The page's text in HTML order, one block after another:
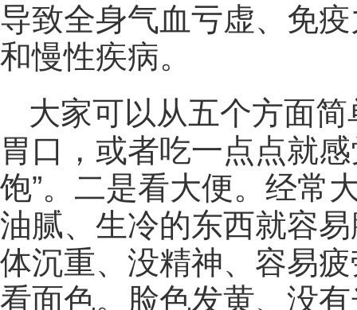
导致全身气血亏虚、免
和慢性疾病。
大家可以从五个方面
胃口，或者吃一点点就
饱”。二是看大便。经常
油腻、生冷的东西就容
体沉重、没精神、容易
看面色。脸色发黄、没